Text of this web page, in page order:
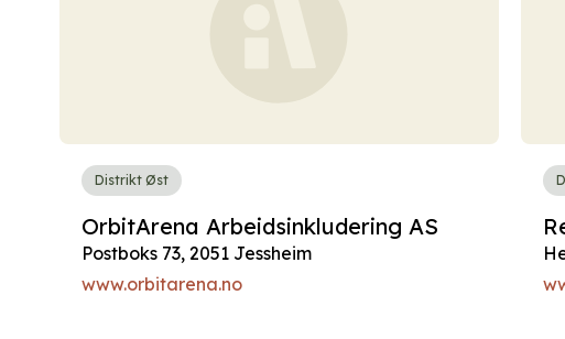
Distrikt Øst
OrbitArena Arbeidsinkludering AS
Postboks 73, 2051 Jessheim
www.orbitarena.no